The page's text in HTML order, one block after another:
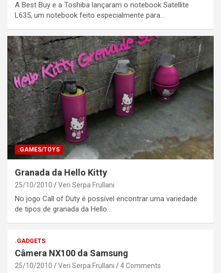
A Best Buy e a Toshiba lançaram o notebook Satellite
L635, um notebook feito especialmente para…
.GAMES/TOYS
Granada da Hello Kitty
25/10/2010 Veri Serpa Frullani
No jogo Call of Duty é possível encontrar uma variedade
de tipos de granada da Hello…
.GADGETS
Câmera NX100 da Samsung
25/10/2010 Veri Serpa Frullani 4 Comments